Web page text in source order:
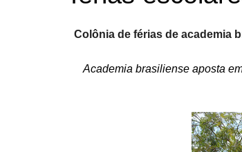
Colônia de férias de academia
Academia brasiliense aposta